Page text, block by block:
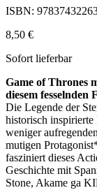
ISBN:
8,50 €
Sofort lieferbar
Game of Thrones
diesem fesselnden
Die Legende der
historisch
weniger
mutigen
fasziniert dieses
Geschichte mit
Stone, Akame ga